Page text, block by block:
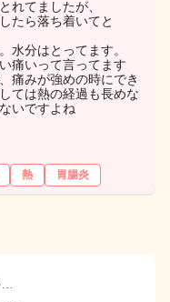
れてましたが、
たら落ち着いてと
水分はとってます。
痛いって言ってます
痛みが強めの時にでき
ては熱の経過も長めな
いですよね
熱 胃腸炎